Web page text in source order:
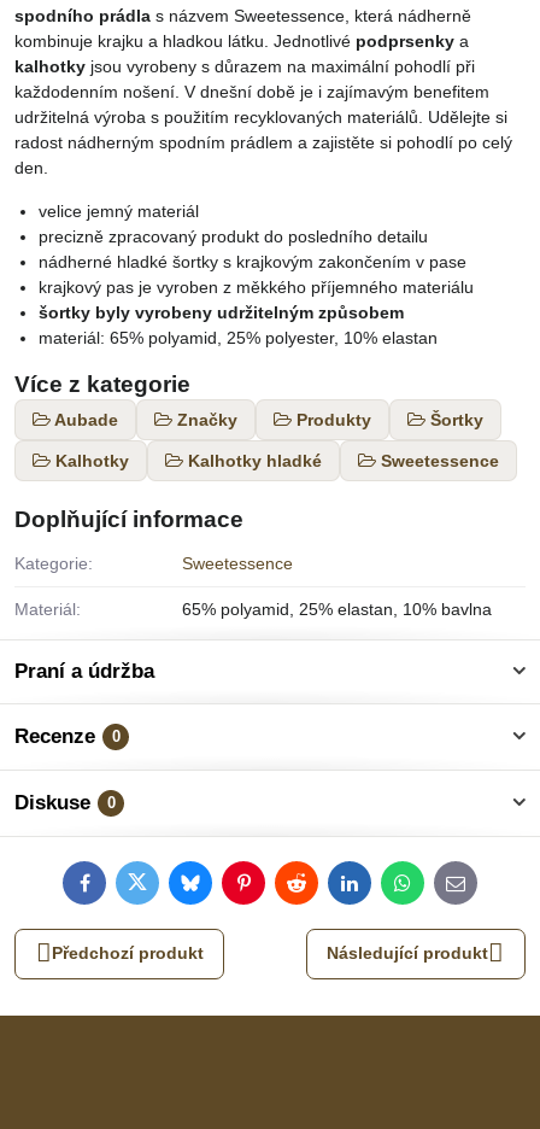
spodního prádla s názvem Sweetessence, která nádherně
kombinuje krajku a hladkou látku. Jednotlivé podprsenky a
kalhotky jsou vyrobeny s důrazem na maximální pohodlí při
každodenním nošení. V dnešní době je i zajímavým benefitem
udržitelná výroba s použitím recyklovaných materiálů. Udělejte si
radost nádherným spodním prádlem a zajistěte si pohodlí po celý
den.
velice jemný materiál
precizně zpracovaný produkt do posledního detailu
nádherné hladké šortky s krajkovým zakončením v pase
krajkový pas je vyroben z měkkého příjemného materiálu
šortky byly vyrobeny udržitelným způsobem
materiál: 65% polyamid, 25% polyester, 10% elastan
Více z kategorie
Aubade Značky Produkty Šortky
Kalhotky Kalhotky hladké Sweetessence
Doplňující informace
Kategorie: Sweetessence
Materiál: 65% polyamid, 25% elastan, 10% bavlna
Praní a údržba
Recenze 0
Diskuse 0
FacebookTwitterBlueskyPinterestRedditLinkedInWhatsApp
E-
mail
Předchozí produkt Následující produkt